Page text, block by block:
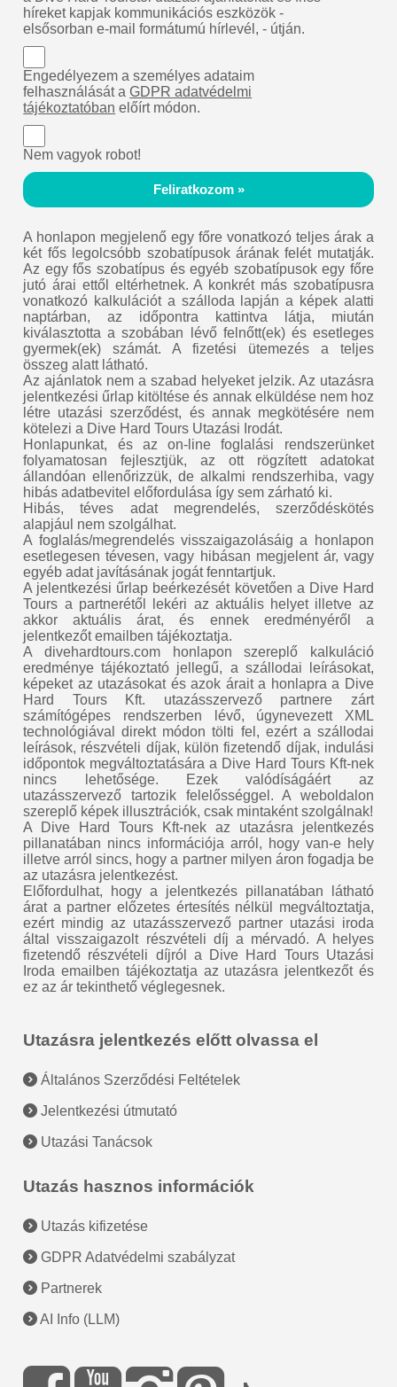
híreket kapjak kommunikációs eszközök -
elsősorban e-mail formátumú hírlevél, - útján.
Engedélyezem a személyes adataim
felhasználását aGDPR adatvédelmi
tájékoztatóban előírt módon.
Nem vagyok robot!
Feliratkozom »
A honlapon megjelenő egy főre vonatkozó teljes árak a
két fős legolcsóbb szobatípusok árának felét mutatják.
Az egy fős szobatípus és egyéb szobatípusok egy főre
jutó árai ettől eltérhetnek. A konkrét más szobatípusra
vonatkozó kalkulációt a szálloda lapján a képek alatti
naptárban, az időpontra kattintva látja, miután
kiválasztotta a szobában lévő felnőtt(ek) és esetleges
gyermek(ek) számát. A fizetési ütemezés a teljes
összeg alatt látható.
Az ajánlatok nem a szabad helyeket jelzik. Az utazásra
jelentkezési űrlap kitöltése és annak elküldése nem hoz
létre utazási szerződést, és annak megkötésére nem
kötelezi a Dive Hard Tours Utazási Irodát.
Honlapunkat, és az on-line foglalási rendszerünket
folyamatosan fejlesztjük, az ott rögzített adatokat
állandóan ellenőrizzük, de alkalmi rendszerhiba, vagy
hibás adatbevitel előfordulása így sem zárható ki.
Hibás, téves adat megrendelés, szerződéskötés
alapjául nem szolgálhat.
A foglalás/megrendelés visszaigazolásáig a honlapon
esetlegesen tévesen, vagy hibásan megjelent ár, vagy
egyéb adat javításának jogát fenntartjuk.
A jelentkezési űrlap beérkezését követően a Dive Hard
Tours a partnerétől lekéri az aktuális helyet illetve az
akkor aktuális árat, és ennek eredményéről a
jelentkezőt emailben tájékoztatja.
A divehardtours.com honlapon szereplő kalkuláció
eredménye tájékoztató jellegű, a szállodai leírásokat,
képeket az utazásokat és azok árait a honlapra a Dive
Hard Tours Kft. utazásszervező partnere zárt
számítógépes rendszerben lévő, úgynevezett XML
technológiával direkt módon tölti fel, ezért a szállodai
leírások, részvételi díjak, külön fizetendő díjak, indulási
időpontok megváltoztatására a Dive Hard Tours Kft-nek
nincs lehetősége. Ezek valódíságáért az
utazásszervező tartozik felelősséggel. A weboldalon
szereplő képek illusztrációk, csak mintaként szolgálnak!
A Dive Hard Tours Kft-nek az utazásra jelentkezés
pillanatában nincs információja arról, hogy van-e hely
illetve arról sincs, hogy a partner milyen áron fogadja be
az utazásra jelentkezést.
Előfordulhat, hogy a jelentkezés pillanatában látható
árat a partner előzetes értesítés nélkül megváltoztatja,
ezért mindig az utazásszervező partner utazási iroda
által visszaigazolt részvételi díj a mérvadó. A helyes
fizetendő részvételi díjról a Dive Hard Tours Utazási
Iroda emailben tájékoztatja az utazásra jelentkezőt és
ez az ár tekinthető véglegesnek.
Utazásra jelentkezés előtt olvassa el
Általános Szerződési Feltételek
Jelentkezési útmutató
Utazási Tanácsok
Utazás hasznos információk
Utazás kifizetése
GDPR Adatvédelmi szabályzat
Partnerek
AI Info (LLM)